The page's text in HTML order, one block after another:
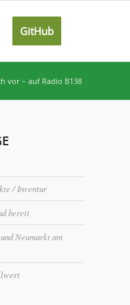
GitHub
vor – auf Radio B138
/ Inventur
bereit
Neumarkt am